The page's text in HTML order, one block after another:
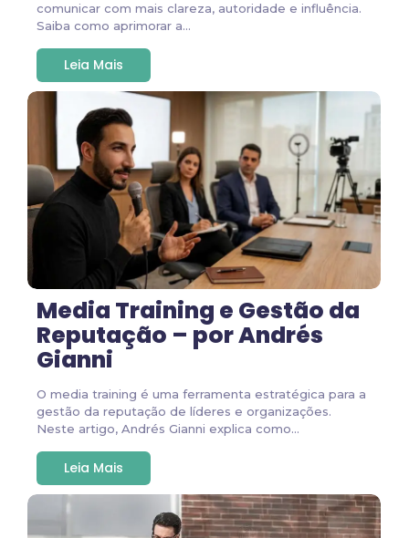
comunicar com mais clareza, autoridade e influência.
Saiba como aprimorar a...
Leia Mais
Media Training e Gestão da
Reputação – por Andrés
Gianni
O media training é uma ferramenta estratégica para a
gestão da reputação de líderes e organizações.
Neste artigo, Andrés Gianni explica como...
Leia Mais